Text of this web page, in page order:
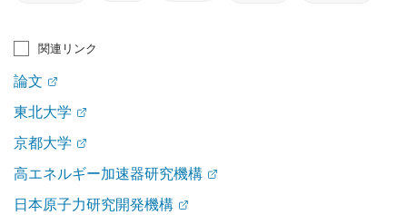
関連リンク
論文
東北大学
京都大学
高エネルギー加速器研究機構
日本原子力研究開発機構